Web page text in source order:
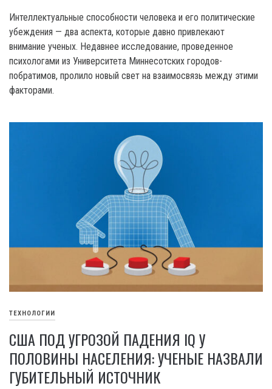
Интеллектуальные способности человека и его политические
убеждения — два аспекта, которые давно привлекают
внимание ученых. Недавнее исследование, проведенное
психологами из Университета Миннесотских городов-
побратимов, пролило новый свет на взаимосвязь между этими
факторами.
ТЕХНОЛОГИИ
США ПОД УГРОЗОЙ ПАДЕНИЯ IQ У
ПОЛОВИНЫ НАСЕЛЕНИЯ: УЧЕНЫЕ НАЗВАЛИ
ГУБИТЕЛЬНЫЙ ИСТОЧНИК